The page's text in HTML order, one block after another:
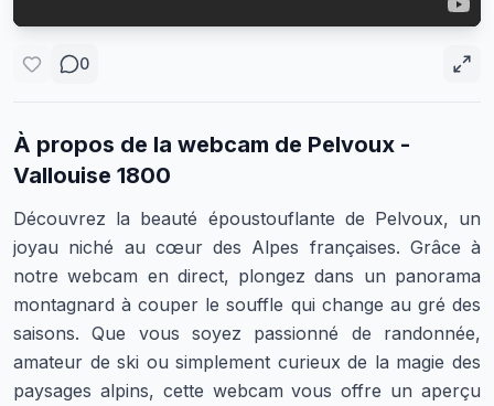
0
À propos de la webcam de Pelvoux -
Vallouise 1800
Découvrez la beauté époustouflante de Pelvoux, un
joyau niché au cœur des Alpes françaises. Grâce à
notre webcam en direct, plongez dans un panorama
montagnard à couper le souffle qui change au gré des
saisons. Que vous soyez passionné de randonnée,
amateur de ski ou simplement curieux de la magie des
paysages alpins, cette webcam vous offre un aperçu